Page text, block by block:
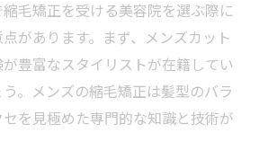
毛矯正を受ける美容院を選ぶ際に
があります。まず、メンズカット
豊富なスタイリストが在籍してい
。メンズの縮毛矯正は髪型のバラ
を見極めた専門的な知識と技術が